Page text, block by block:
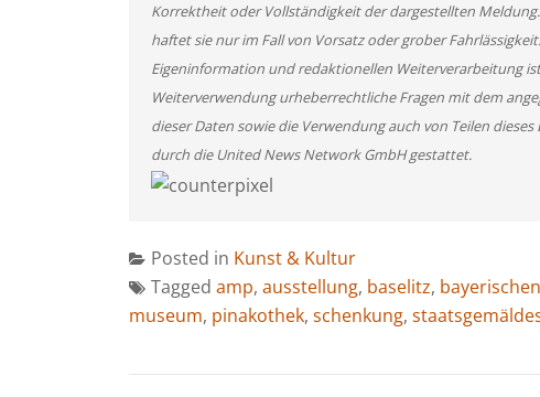
Korrektheit oder Vollständigkeit der dargestellten
haftet sie nur im Fall von Vorsatz oder grober
Eigeninformation und redaktionellen Weiterverarbeitung
Weiterverwendung urheberrechtliche Fragen mit dem
dieser Daten sowie die Verwendung auch von Teilen
durch die United News Network GmbH gestattet.
Posted in Kunst & Kultur
Tagged amp, ausstellung, baselitz, bayerischen
museum, pinakothek, schenkung,